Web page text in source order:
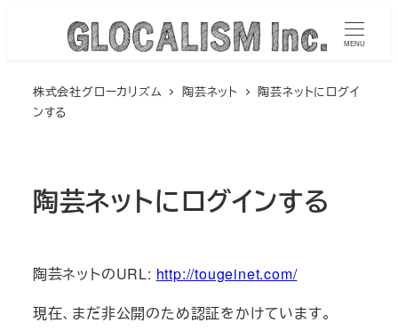
MENU
株式会社グローカリズム 陶芸ネット
陶芸ネットにログイ
ンする
陶芸ネットにログインする
陶芸ネットのURL: http://tougeinet.com/
現在、まだ非公開のため認証をかけています。